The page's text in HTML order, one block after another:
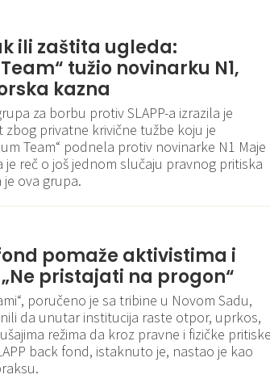
ili zaštita ugleda:
tužio novinarku N1,
kazna
za borbu protiv SLAPP-a izrazila je
privatne krivične tužbe koju je
Team“ podnela protiv novinarke N1 Maje
je reč o još jednom slučaju pravnog pritiska
je ova grupa.
pomaže aktivistima i
pristajati na progon“
poručeno je sa tribine u Novom Sadu,
da unutar institucija raste otpor, uprkos,
režima da kroz pravne i fizičke pritiske
back fond, istaknuto je, nastao je kao